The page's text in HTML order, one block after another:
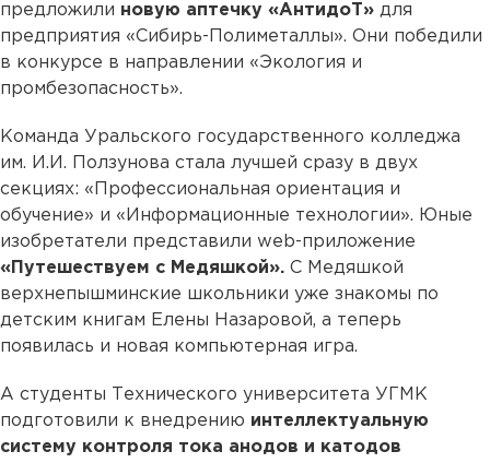
предложили новую аптечку «АнтидоТ» для
предприятия «Сибирь-Полиметаллы». Они победили
в конкурсе в направлении «Экология и
промбезопасность».
Команда Уральского государственного колледжа
им. И.И. Ползунова стала лучшей сразу в двух
секциях: «Профессиональная ориентация и
обучение» и «Информационные технологии». Юные
изобретатели представили web-приложение
«Путешествуем с Медяшкой». С Медяшкой
верхнепышминские школьники уже знакомы по
детским книгам Елены Назаровой, а теперь
появилась и новая компьютерная игра.
А студенты Технического университета УГМК
подготовили к внедрению интеллектуальную
систему контроля тока анодов и катодов